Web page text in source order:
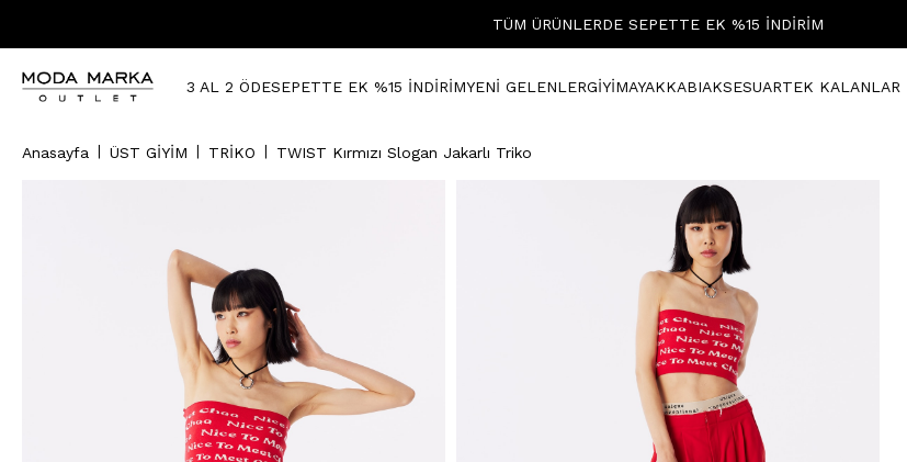
TÜM ÜRÜNLERDE SEPETTE EK %15 İNDİRİM
3 AL 2 ÖDESEPETTE EK %15 İNDİRİMYENİ GELENLERGİYİMAYAKKABIAKSESUARTEK KALANLAR
Anasayfa ÜST GİYİM TRİKO TWIST Kırmızı Slogan Jakarlı Triko